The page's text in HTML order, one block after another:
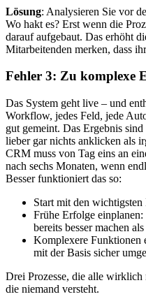
Lösung: Analysieren Sie vor
Wo hakt es? Erst wenn die
darauf aufgebaut. Das erhöht
Mitarbeitenden merken, dass
Fehler 3: Zu komplexe
Das System geht live – und
Workflow, jedes Feld, jede
gut gemeint. Das Ergebnis
lieber gar nichts anklicken als
CRM muss von Tag eins an
nach sechs Monaten, wenn
Besser funktioniert das so:
Start mit den wichtigsten
Frühe Erfolge einplanen:
bereits besser machen
Komplexere Funktionen
mit der Basis sicher
Drei Prozesse, die alle
die niemand versteht.